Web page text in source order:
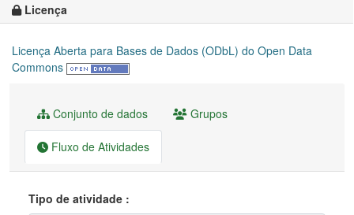
Licença
Licença Aberta para Bases de Dados (ODbL) do Open Data
Commons
Conjunto de dados Grupos
Fluxo de Atividades
Tipo de atividade